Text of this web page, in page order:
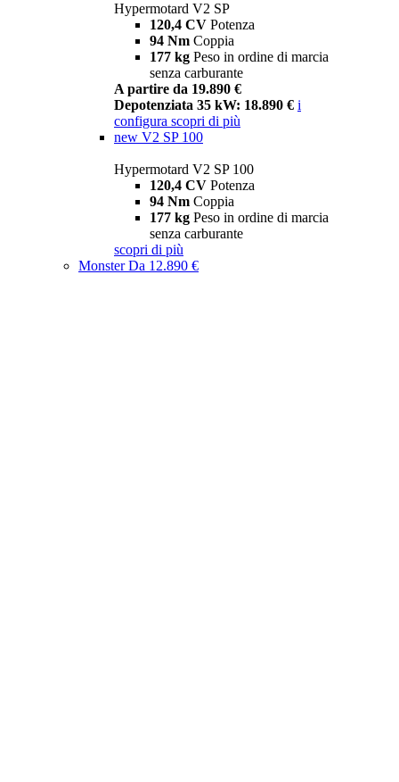
Hypermotard V2 SP
120,4 CV Potenza
94 Nm Coppia
177 kg Peso in ordine di marcia
senza carburante
A partire da 19.890 €
Depotenziata 35 kW: 18.890 € i
configura scopri di più
new V2 SP 100
Hypermotard V2 SP 100
120,4 CV Potenza
94 Nm Coppia
177 kg Peso in ordine di marcia
senza carburante
scopri di più
MonsterDa 12.890 €